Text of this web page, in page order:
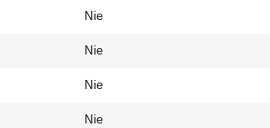
Nie
Nie
Nie
Nie